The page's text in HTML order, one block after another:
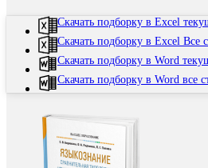
Скачать подборку в Excel
Скачать подборку в Excel Все
Скачать подборку в Word
Скачать подборку в Word все